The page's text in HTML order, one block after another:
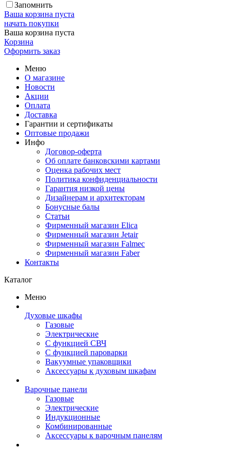
Запомнить
Ваша корзина пуста
начать покупки
Ваша корзина пуста
Корзина
Оформить заказ
Меню
О магазине
Новости
Акции
Оплата
Доставка
Гарантии и сертификаты
Оптовые продажи
Инфо
Договор-оферта
Об оплате банковскими картами
Оценка рабочих мест
Политика конфиденциальности
Гарантия низкой цены
Дизайнерам и архитекторам
Бонусные балы
Статьи
Фирменный магазин Elica
Фирменный магазин Jetair
Фирменный магазин Falmec
Фирменный магазин Faber
Контакты
Каталог
Меню
Духовые шкафы
Газовые
Электрические
С функцией СВЧ
С функцией пароварки
Вакуумные упаковщики
Аксессуары к духовым шкафам
Варочные панели
Газовые
Электрические
Индукционные
Комбинированные
Аксессуары к варочным панелям